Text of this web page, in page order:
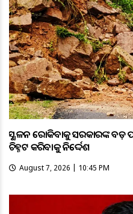
ଭୂସ୍ଖଳନ ରୋକିବାକୁ ସରକାରଙ୍କ ବଡ଼
ଚିହ୍ନଟ କରିବାକୁ ନିର୍ଦ୍ଦେଶ
August 7, 2026 | 10:45 PM